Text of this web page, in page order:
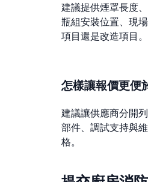
建議提供煙罩長度
瓶組安裝位置、現
項目還是改造項目。
怎樣讓報價更便
建議讓供應商分開
部件、調試支持與
格。